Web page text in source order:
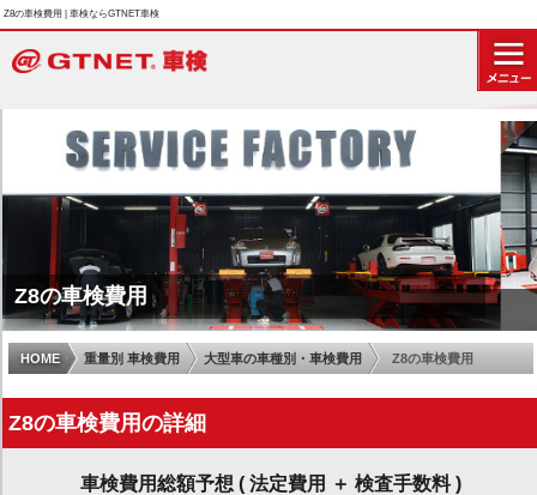
Z8の車検費用 | 車検ならGTNET車検
Z8の車検費用
HOME 重量別 車検費用 大型車の車種別・車検費用 Z8の車検費用
Z8の車検費用の詳細
車検費用総額予想 ( 法定費用 ＋ 検査手数料 )